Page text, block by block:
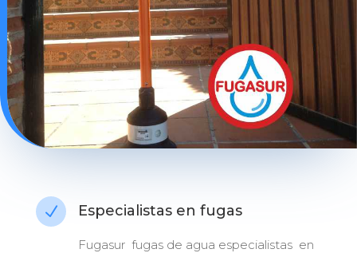
N Especialistas en fugas
Fugasur fugas de agua especialistas en